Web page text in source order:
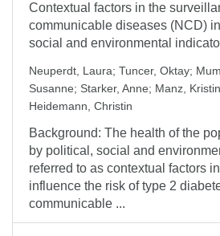
Contextual factors in the
communicable diseases (NCD)
social and environmental
Neuperdt, Laura; Tuncer, Oktay;
Susanne; Starker, Anne; Manz, Kristin
Heidemann, Christin
Background: The health of the
by political, social and
referred to as contextual factors
influence the risk of type 2
communicable ...